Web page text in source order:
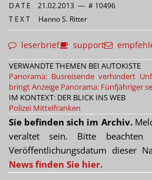
DATE 21.02.2013 — # 10496
TEXT Hanno S. Ritter
leserbrief support
VERWANDTE THEMEN BEI AUTOKISTE
Panorama: Busreisende verhindert
bringt Anzeige Panorama: Fünfjähriger
IM KONTEXT: DER BLICK INS WEB
Polizei Mittelfranken
Sie befinden sich im Archiv.
veraltet sein. Bitte beachten
Veröffentlichungsdatum dieser
News finden Sie hier.